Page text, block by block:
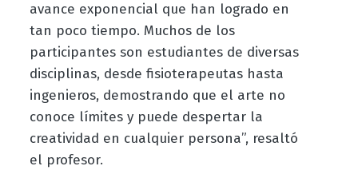
avance exponencial que han logrado en
tan poco tiempo. Muchos de los
participantes son estudiantes de diversas
disciplinas, desde fisioterapeutas hasta
ingenieros, demostrando que el arte no
conoce límites y puede despertar la
creatividad en cualquier persona”, resaltó
el profesor.